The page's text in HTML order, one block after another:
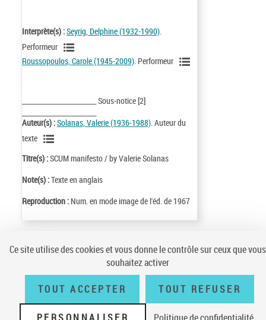
Interprète(s) :Seyrig, Delphine (1932-1990).
Performeur
Roussopoulos, Carole (1945-2009) . Performeur
_________________________ Sous-notice [2]
Auteur(s) :Solanas, Valerie (1936-1988). Auteur du
texte
Titre(s) :SCUM manifesto / by Valerie Solanas
Note(s) :Texte en anglais
Reproduction : Num. en mode image de l'éd. de 1967
Conditions générales d'utilisation | A propos | Plan du site
Ce site utilise des cookies et vous donne le contrôle sur ceux que vous
souhaitez activer
TOUT ACCEPTER TOUT REFUSER